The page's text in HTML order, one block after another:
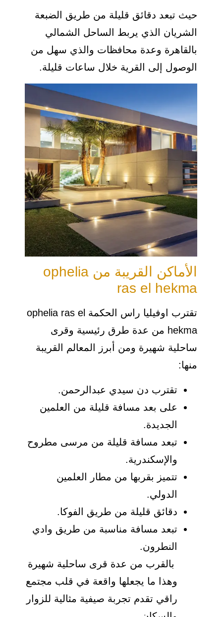
حيث تبعد دقائق قليلة من طريق الضبعة
الشريان الذي يربط الساحل الشمالي
بالقاهرة وعدة محافظات والذي سهل من
الوصول إلى القرية خلال ساعات قليلة.
الأماكن القريبة من ophelia
ras el hekma
تقترب اوفيليا راس الحكمة ophelia ras el
hekma من عدة طرق رئيسية وقرى
ساحلية شهيرة ومن أبرز المعالم القريبة
منها:
تقترب دن سيدي عبدالرحمن.
على بعد مسافة قليلة من العلمين
الجديدة.
تبعد مسافة قليلة من مرسى مطروح
والإسكندرية.
تتميز بقربها من مطار العلمين
الدولي.
دقائق قليلة من طريق الفوكا.
تبعد مسافة مناسبة من طريق وادي
النطرون.
بالقرب من عدة قرى ساحلية شهيرة
وهذا ما يجعلها واقعة في قلب مجتمع
راقي تقدم تجربة صيفية مثالية للزوار